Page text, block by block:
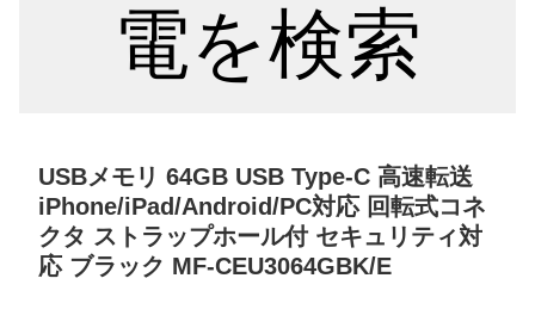
電を検索
USBメモリ 64GB USB Type-C 高速転送
iPhone/iPad/Android/PC対応 回転式コネ
クタ ストラップホール付 セキュリティ対
応 ブラック MF-CEU3064GBK/E